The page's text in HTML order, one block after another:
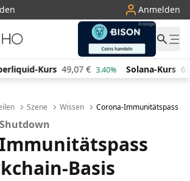
Anmelden
€ 3.40% Solana-Kurs 63,99 € 0.50%
Szene Wissen Corona-Immunitätspass
Basis